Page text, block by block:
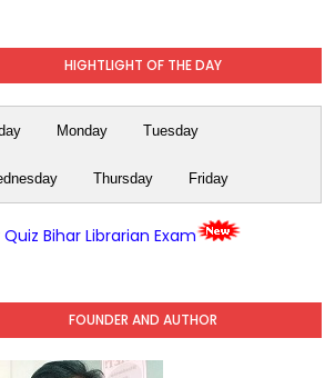
HIGHTLIGHT OF THE DAY
Monday Tuesday
Thursday Friday
Quiz Bihar Librarian Exam
FOUNDER AND AUTHOR